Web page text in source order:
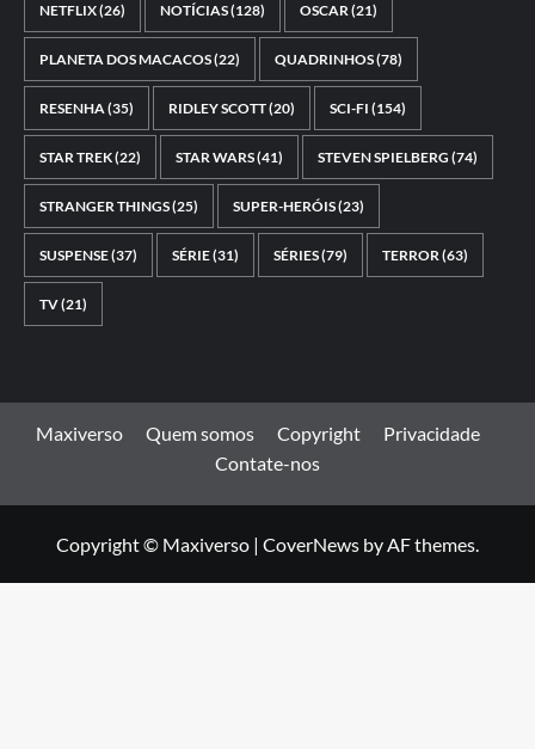
NETFLIX(26) NOTÍCIAS(128) OSCAR(21)
PLANETA DOS MACACOS(22) QUADRINHOS(78)
RESENHA(35) RIDLEY SCOTT(20) SCI-FI (154)
STAR TREK(22) STAR WARS(41) STEVEN SPIELBERG (74)
STRANGER THINGS(25) SUPER-HERÓIS(23)
SUSPENSE(37) SÉRIE(31) SÉRIES(79) TERROR(63)
TV(21)
Maxiverso Quem somos Copyright
Privacidade
Contate-nos
Copyright © Maxiverso | CoverNews by AF themes.